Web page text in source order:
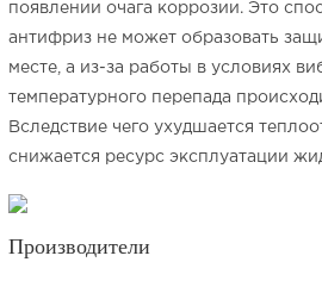
Видео «Нюансы выбора
автомобиля»
появлении очага коррозии. Это
антифриз не может образовать
месте, а из-за работы в условиях
температурного перепада
Вследствие чего ухудшается
снижается ресурс эксплуатации
Производители